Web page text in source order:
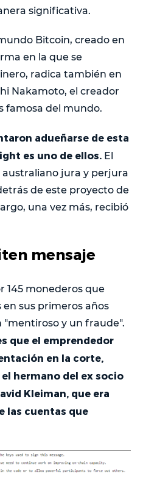
significativa.
Bitcoin, creado en
en la que se
radica también en
Nakamoto, el creador
famosa del mundo.
adueñarse de esta
es uno de ellos. El
jura y perjura
de este proyecto de
una vez más, recibió
mensaje
145 monederos que
sus primeros años
y un fraude".
que el emprendedor
en la corte,
hermano del ex socio
Kleiman, que era
las cuentas que